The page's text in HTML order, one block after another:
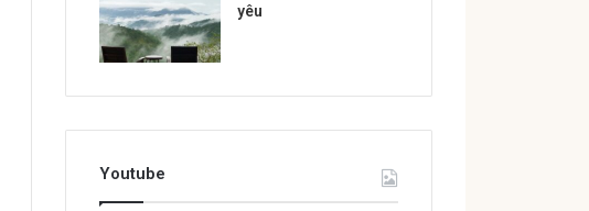
yêu
Youtube